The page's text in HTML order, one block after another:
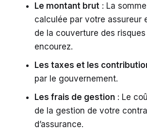
Le montant brut : La
calculée par votre assureur
de la couverture des
encourez.
Les taxes et les
par le gouvernement.
Les frais de gestion : Le
de la gestion de votre
d’assurance.